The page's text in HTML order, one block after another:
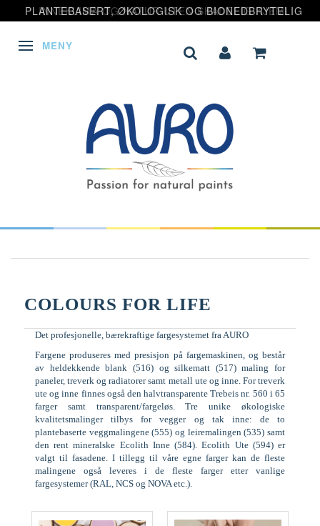
PLANTEBASERT, ØKOLOGISK OG BIONEDBRYTELIG
VEKSLE NAVIGASJON
MENY
COLOURS FOR LIFE
Det profesjonelle, bærekraftige fargesystemet fra AURO
Fargene produseres med presisjon på fargemaskinen, og består
av heldekkende blank (516) og silkematt (517) maling for
paneler, treverk og radiatorer samt metall ute og inne. For treverk
ute og inne finnes også den halvtransparente Trebeis nr. 560 i 65
farger samt transparent/fargeløs. Tre unike økologiske
kvalitetsmalinger tilbys for vegger og tak inne: de to
plantebaserte veggmalingene (555) og leiremalingen (535) samt
den rent mineralske Ecolith Inne (584). Ecolith Ute (594) er
valgt til fasadene. I tillegg til våre egne farger kan de fleste
malingene også leveres i de fleste farger etter vanlige
fargesystemer (RAL, NCS og NOVA etc.).